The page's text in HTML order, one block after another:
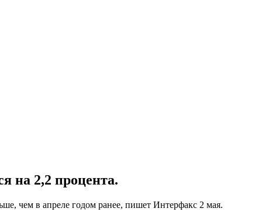
на 2,2 процента.
чем в апреле годом ранее, пишет Интерфакс 2 мая.